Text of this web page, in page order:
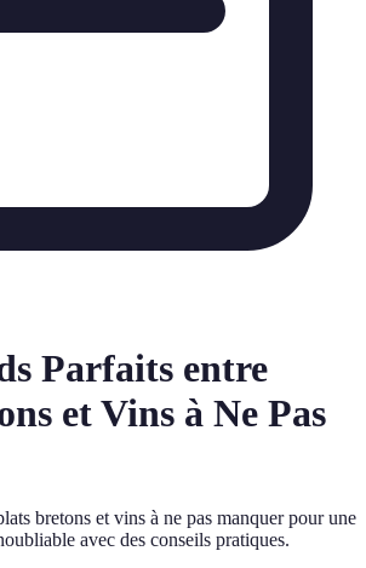
Parfaits entre
et Vins à Ne Pas
bretons et vins à ne pas manquer pour une
avec des conseils pratiques.